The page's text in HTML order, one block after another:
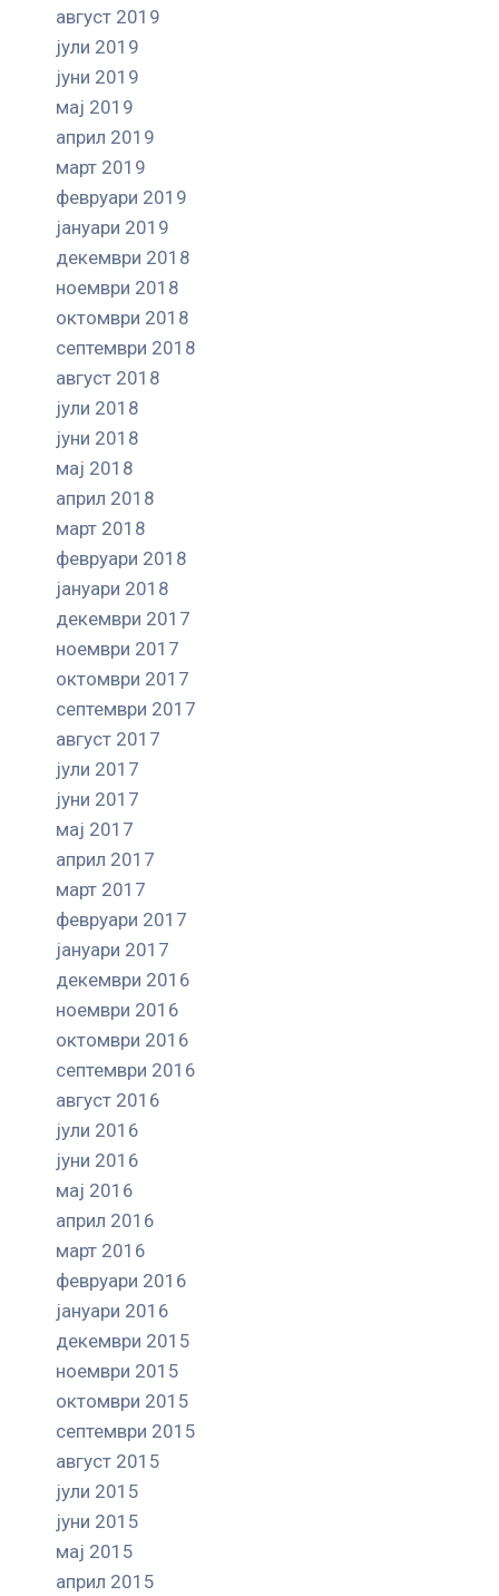
август 2019
јули 2019
јуни 2019
мај 2019
април 2019
март 2019
февруари 2019
јануари 2019
декември 2018
ноември 2018
октомври 2018
септември 2018
август 2018
јули 2018
јуни 2018
мај 2018
април 2018
март 2018
февруари 2018
јануари 2018
декември 2017
ноември 2017
октомври 2017
септември 2017
август 2017
јули 2017
јуни 2017
мај 2017
април 2017
март 2017
февруари 2017
јануари 2017
декември 2016
ноември 2016
октомври 2016
септември 2016
август 2016
јули 2016
јуни 2016
мај 2016
април 2016
март 2016
февруари 2016
јануари 2016
декември 2015
ноември 2015
октомври 2015
септември 2015
август 2015
јули 2015
јуни 2015
мај 2015
април 2015